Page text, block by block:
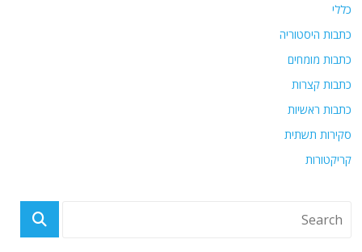
כללי
כתבות היסטוריה
כתבות מומחים
כתבות קצרות
כתבות ראשיות
סקירות תשתית
קריקטורות